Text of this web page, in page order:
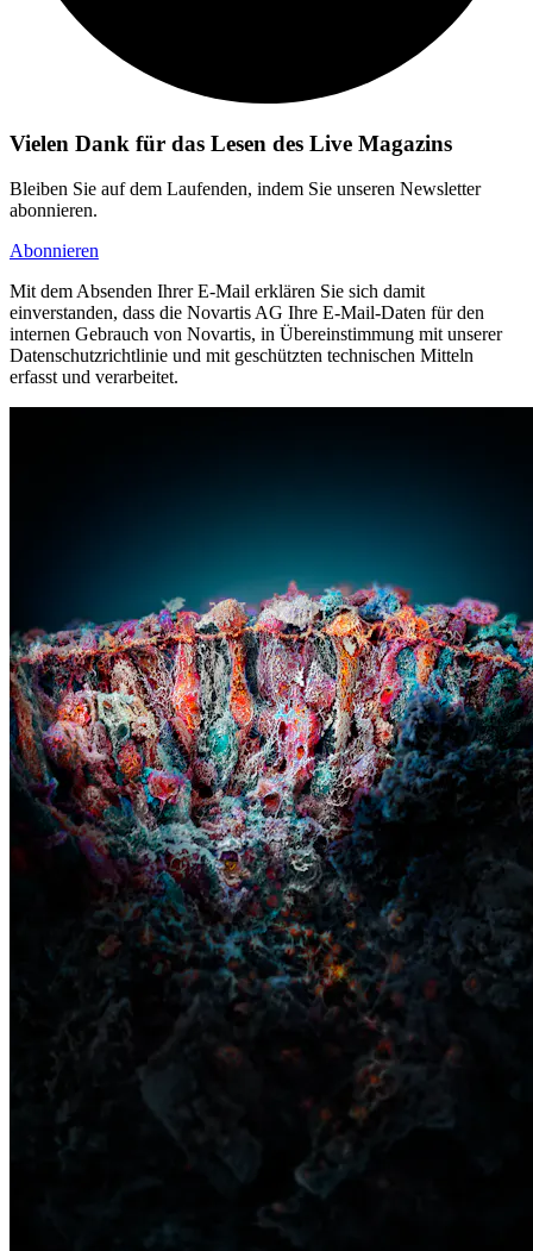
Vielen Dank für das Lesen des Live Magazins
Bleiben Sie auf dem Laufenden, indem Sie unseren Newsletter
abonnieren.
Abonnieren
Mit dem Absenden Ihrer E-Mail erklären Sie sich damit
einverstanden, dass die Novartis AG Ihre E-Mail-Daten für den
internen Gebrauch von Novartis, in Übereinstimmung mit unserer
Datenschutzrichtlinie und mit geschützten technischen Mitteln
erfasst und verarbeitet.